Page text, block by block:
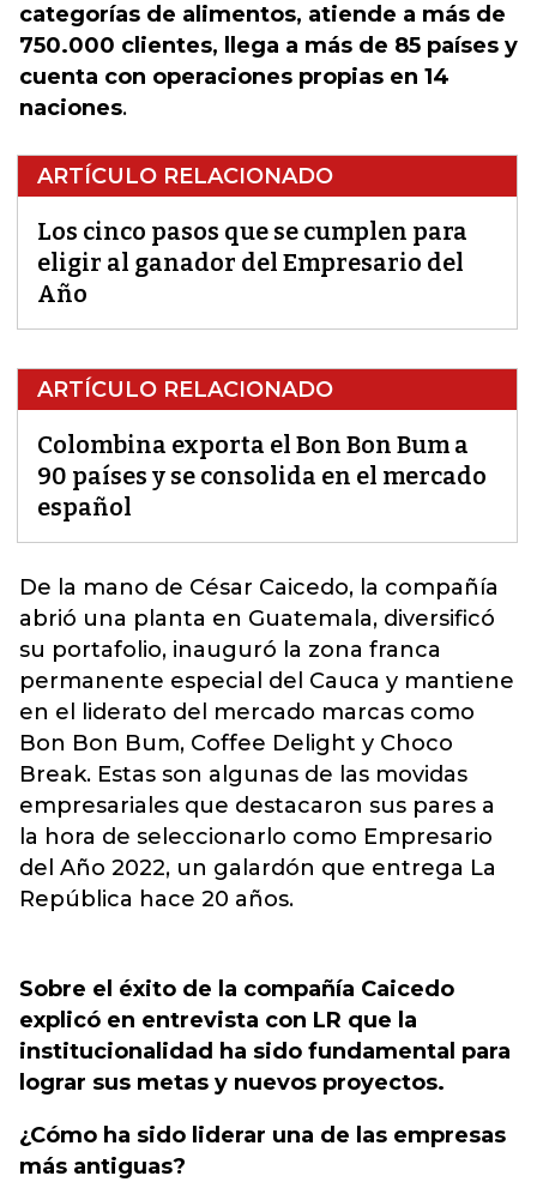
categorías de alimentos, atiende a más de
750.000 clientes, llega a más de 85 países y
cuenta con operaciones propias en 14
naciones.
ARTÍCULO RELACIONADO
Los cinco pasos que se cumplen para
eligir al ganador del Empresario del
Año
ARTÍCULO RELACIONADO
Colombina exporta el Bon Bon Bum a
90 países y se consolida en el mercado
español
De la mano de César Caicedo, la compañía
abrió una planta en Guatemala, diversificó
su portafolio, inauguró la zona franca
permanente especial del Cauca y mantiene
en el liderato del mercado marcas como
Bon Bon Bum, Coffee Delight y Choco
Break. Estas son algunas de las movidas
empresariales que destacaron sus pares a
la hora de seleccionarlo como Empresario
del Año 2022, un galardón que entrega La
República hace 20 años.
Sobre el éxito de la compañía Caicedo
explicó en entrevista con LR que la
institucionalidad ha sido fundamental para
lograr sus metas y nuevos proyectos.
¿Cómo ha sido liderar una de las empresas
más antiguas?